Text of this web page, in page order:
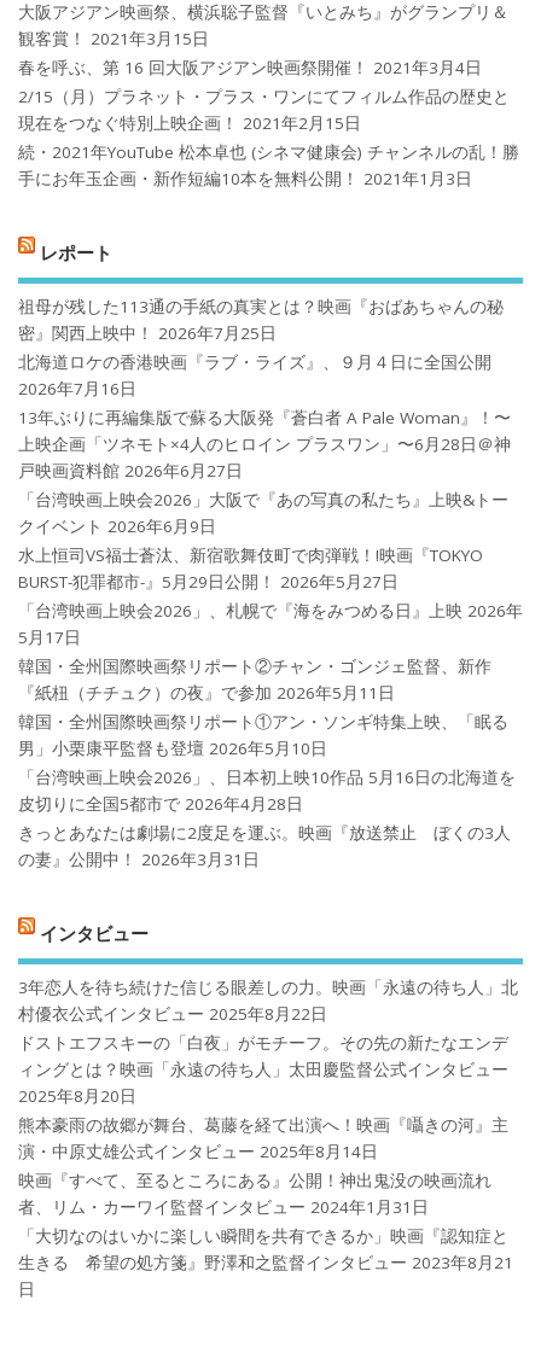
大阪アジアン映画祭、横浜聡子監督『いとみち』がグランプリ＆
観客賞！
2021年3月15日
春を呼ぶ、第 16 回大阪アジアン映画祭開催！
2021年3月4日
2/15（月）プラネット・プラス・ワンにてフィルム作品の歴史と
現在をつなぐ特別上映企画！
2021年2月15日
続・2021年YouTube 松本卓也 (シネマ健康会) チャンネルの乱！勝
手にお年玉企画・新作短編10本を無料公開！
2021年1月3日
レポート
祖母が残した113通の手紙の真実とは？映画『おばあちゃんの秘
密』関西上映中！
2026年7月25日
北海道ロケの香港映画『ラブ・ライズ』、９月４日に全国公開
2026年7月16日
13年ぶりに再編集版で蘇る大阪発『蒼白者 A Pale Woman』！〜
上映企画「ツネモト×4人のヒロイン プラスワン」〜6月28日＠神
戸映画資料館 2026年6月27日
「台湾映画上映会2026」大阪で『あの写真の私たち』上映&トー
クイベント 2026年6月9日
水上恒司VS福士蒼汰、新宿歌舞伎町で肉弾戦！!映画『TOKYO
BURST-犯罪都市-』5月29日公開！
2026年5月27日
「台湾映画上映会2026」、札幌で『海をみつめる日』上映 2026年
5月17日
韓国・全州国際映画祭リポート②チャン・ゴンジェ監督、新作
『紙杻（チチュク）の夜』で参加 2026年5月11日
韓国・全州国際映画祭リポート①アン・ソンギ特集上映、「眠る
男」小栗康平監督も登壇 2026年5月10日
「台湾映画上映会2026」、日本初上映10作品 5月16日の北海道を
皮切りに全国5都市で 2026年4月28日
きっとあなたは劇場に2度足を運ぶ。映画『放送禁止 ぼくの3人
の妻』公開中！
2026年3月31日
インタビュー
3年恋人を待ち続けた信じる眼差しの力。映画「永遠の待ち人」北
村優衣公式インタビュー 2025年8月22日
ドストエフスキーの「白夜」がモチーフ。その先の新たなエンデ
ィングとは？映画「永遠の待ち人」太田慶監督公式インタビュー
2025年8月20日
熊本豪雨の故郷が舞台、葛藤を経て出演へ！映画『囁きの河』主
演・中原丈雄公式インタビュー 2025年8月14日
映画『すべて、至るところにある』公開！神出鬼没の映画流れ
者、リム・カーワイ監督インタビュー 2024年1月31日
「大切なのはいかに楽しい瞬間を共有できるか」映画『認知症と
生きる 希望の処方箋』野澤和之監督インタビュー 2023年8月21
日